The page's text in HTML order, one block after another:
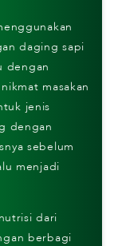
daging sapi
dengan
masakan
jenis
dengan
sebelum
menjadi
dari
berbagi